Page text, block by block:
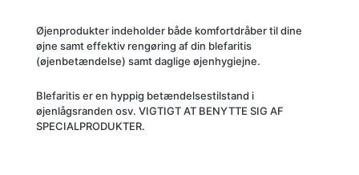
Øjenprodukter indeholder både komfortdråber til dine
øjne samt effektiv rengøring af din blefaritis
(øjenbetændelse) samt daglige øjenhygiejne.
Blefaritis er en hyppig betændelsestilstand i
øjenlågsranden osv. VIGTIGT AT BENYTTE SIG AF
SPECIALPRODUKTER.